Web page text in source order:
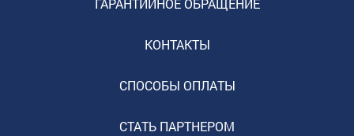
ГАРАНТИЙНОЕ ОБРАЩЕНИЕ
КОНТАКТЫ
СПОСОБЫ ОПЛАТЫ
СТАТЬ ПАРТНЕРОМ